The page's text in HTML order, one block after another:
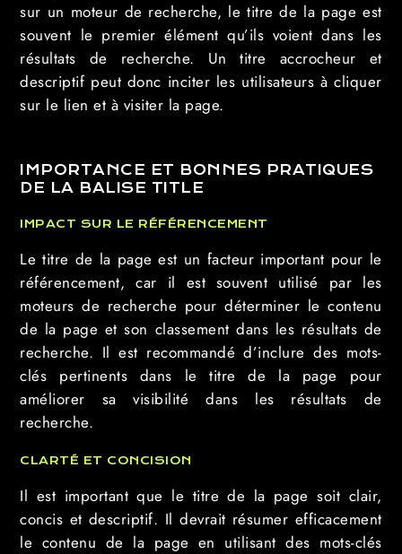
sur un moteur de recherche, le titre de la page est
souvent le premier élément qu’ils voient dans les
résultats de recherche. Un titre accrocheur et
descriptif peut donc inciter les utilisateurs à cliquer
sur le lien et à visiter la page.
IMPORTANCE ET BONNES PRATIQUES
DE LA BALISE TITLE
IMPACT SUR LE RÉFÉRENCEMENT
Le titre de la page est un facteur important pour le
référencement, car il est souvent utilisé par les
moteurs de recherche pour déterminer le contenu
de la page et son classement dans les résultats de
recherche. Il est recommandé d’inclure des mots-
clés pertinents dans le titre de la page pour
améliorer sa visibilité dans les résultats de
recherche.
CLARTÉ ET CONCISION
Il est important que le titre de la page soit clair,
concis et descriptif. Il devrait résumer efficacement
le contenu de la page en utilisant des mots-clés